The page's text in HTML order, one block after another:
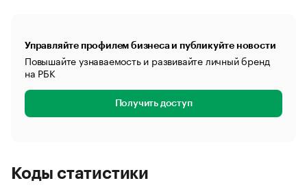
Управляйте профилем бизнеса и публикуйте новости
Повышайте узнаваемость и развивайте личный бренд
на РБК
Получить доступ
Коды статистики